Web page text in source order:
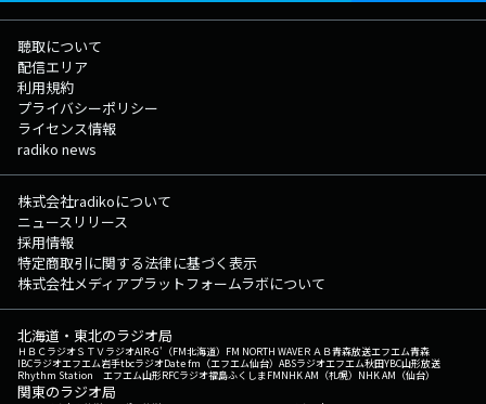
聴取について
配信エリア
利用規約
プライバシーポリシー
ライセンス情報
radiko news
株式会社radikoについて
ニュースリリース
採用情報
特定商取引に関する法律に基づく表示
株式会社メディアプラットフォームラボについて
北海道・東北のラジオ局
ＨＢＣラジオＳＴＶラジオAIR-G'（FM北海道） FM NORTH WAVEＲＡＢ青森放送エフエム青森
IBCラジオエフエム岩手tbcラジオDate fm（エフエム仙台） ABSラジオエフエム秋田YBC山形放送
Rhythm Station エフエム山形RFCラジオ福島ふくしまFMNHK AM（札幌） NHK AM（仙台）
関東のラジオ局